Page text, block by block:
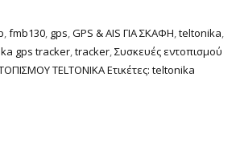
,fmb130, gps,GPS & AIS ΓΙΑ ΣΚΑΦΗ,teltonika,
gps tracker,tracker,Συσκευές εντοπισμού
TELTONIKA Ετικέτες: teltonika